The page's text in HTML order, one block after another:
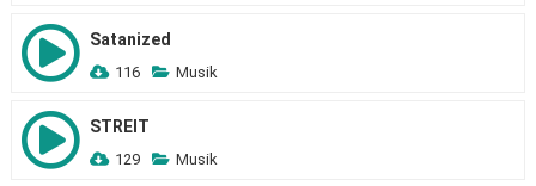
Satanized
116 Musik
STREIT
129 Musik